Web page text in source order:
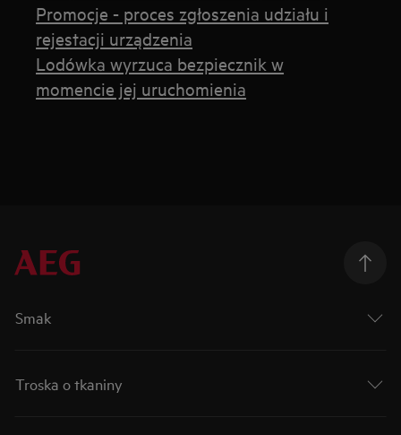
Promocje - proces zgłoszenia udziału i
rejestacji urządzenia
Lodówka wyrzuca bezpiecznik w
momencie jej uruchomienia
Smak
Troska o tkaniny